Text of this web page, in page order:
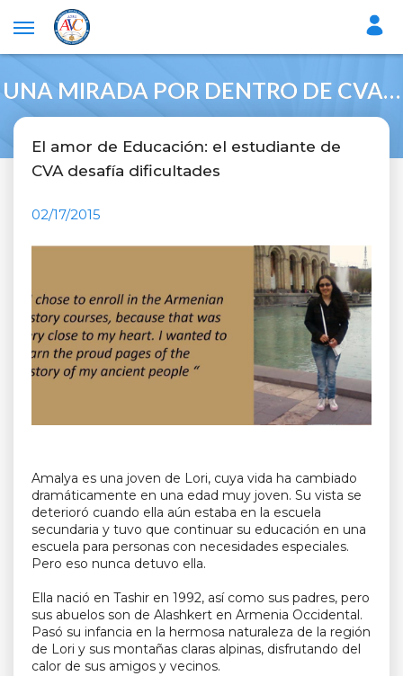
UNA MIRADA POR DENTRO DE CVA…
El amor de Educación: el estudiante de
CVA desafía dificultades
02/17/2015
Amalya es una joven de Lori, cuya vida ha cambiado
dramáticamente en una edad muy joven. Su vista se
deterioró cuando ella aún estaba en la escuela
secundaria y tuvo que continuar su educación en una
escuela para personas con necesidades especiales.
Pero eso nunca detuvo ella.
Ella nació en Tashir en 1992, así como sus padres, pero
sus abuelos son de Alashkert en Armenia Occidental.
Pasó su infancia en la hermosa naturaleza de la región
de Lori y sus montañas claras alpinas, disfrutando del
calor de sus amigos y vecinos.